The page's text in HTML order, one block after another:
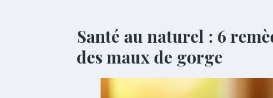
Santé au naturel : 6
des maux de gorge